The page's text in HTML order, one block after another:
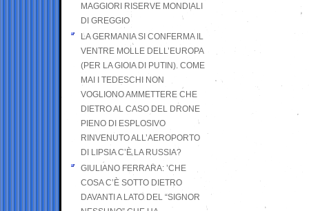
MAGGIORI RISERVE MONDIALI
DI GREGGIO
LA GERMANIA SI CONFERMA IL
VENTRE MOLLE DELL’EUROPA
(PER LA GIOIA DI PUTIN). COME
MAI I TEDESCHI NON
VOGLIONO AMMETTERE CHE
DIETRO AL CASO DEL DRONE
PIENO DI ESPLOSIVO
RINVENUTO ALL’AEROPORTO
DI LIPSIA C’È LA RUSSIA?
GIULIANO FERRARA: ’CHE
COSA C’È SOTTO DIETRO
DAVANTI A LATO DEL “SIGNOR